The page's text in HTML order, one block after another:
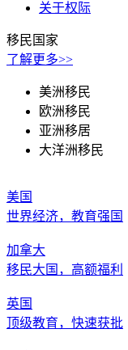
关于权际
移民国家
了解更多>>
美洲移民
欧洲移民
亚洲移居
大洋洲移民
美国
世界经济，教育强国
加拿大
移民大国，高额福利
英国
顶级教育，快速获批